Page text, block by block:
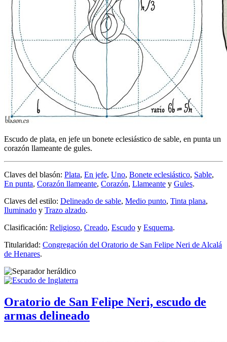
Escudo de plata, en jefe un bonete eclesiástico de sable, en punta un
corazón llameante de gules.
Claves del blasón: Plata, En jefe, Uno, Bonete eclesiástico, Sable,
En punta, Corazón llameante, Corazón, Llameante y Gules.
Claves del estilo: Delineado de sable, Medio punto, Tinta plana,
Iluminado y Trazo alzado.
Clasificación: Religioso, Creado, Escudo y Esquema.
Titularidad: Congregación del Oratorio de San Felipe Neri de Alcalá
de Henares.
Oratorio de San Felipe Neri, escudo de
armas delineado